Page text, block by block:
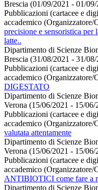
Brescia (01/09/2021 - 01/
Pubblicazioni (cartacee e
accademico (Organizzatore/
precisione e sensoristica per
latte..
Dipartimento di Scienze
Brescia (31/08/2021 - 31/
Pubblicazioni (cartacee e
accademico (Organizzatore/
DIGESTATO
Dipartimento di Scienze
Verona (15/06/2021 - 15/06/
Pubblicazioni (cartacee e
accademico (Organizzatore/
valutata attentamente
Dipartimento di Scienze
Verona (15/06/2021 - 15/06/
Pubblicazioni (cartacee e
accademico (Organizzatore/
ANTIBIOTICI come fare a
Dipartimento di Scienze